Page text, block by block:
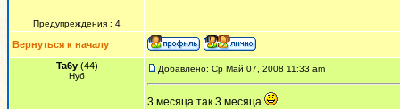
Предупреждения : 4
Вернуться к началу
Ta6y(44)
Нуб
Добавлено: Ср Май 07, 2008 11:33 am
3 месяца так 3 месяца